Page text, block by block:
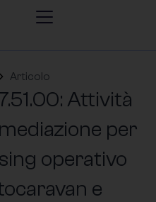
Articolo
Attività
per
operativo
e